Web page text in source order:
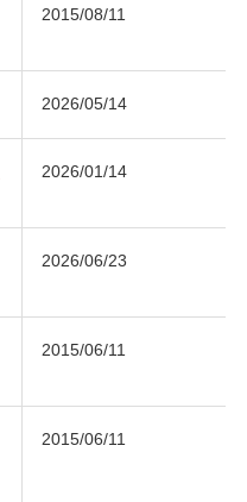
2015/08/11
2026/05/14
2026/01/14
2026/06/23
2015/06/11
2015/06/11